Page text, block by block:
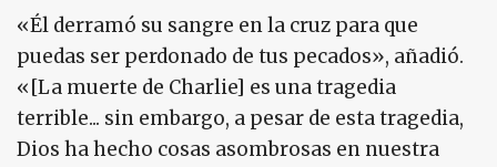
«Él derramó su sangre en la cruz para que
puedas ser perdonado de tus pecados», añadió.
«[La muerte de Charlie] es una tragedia
terrible... sin embargo, a pesar de esta tragedia,
Dios ha hecho cosas asombrosas en nuestra